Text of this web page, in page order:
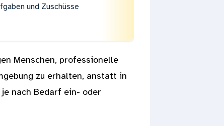
und Zuschüsse
Menschen, professionelle
zu erhalten, anstatt in
nach Bedarf ein- oder